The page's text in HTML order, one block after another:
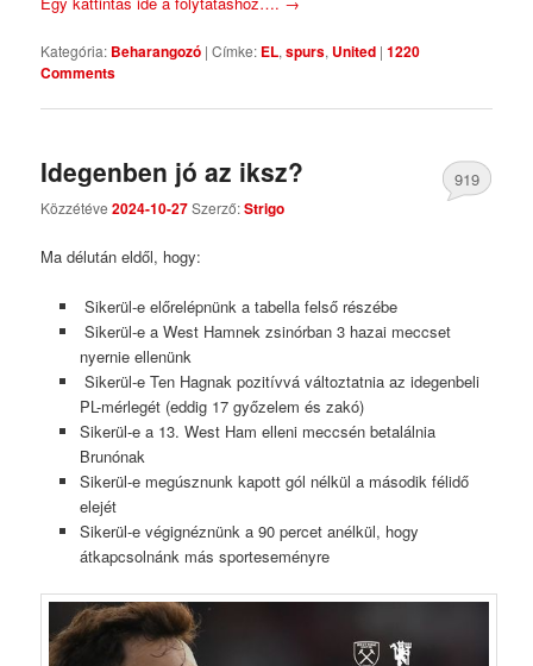
Kategória: Beharangozó |Címke: EL,spurs, United |1220
Comments
Idegenben jó az iksz?
Közzétéve2024-10-27Szerző:Strigo
919
Ma délután eldől, hogy:
Sikerül-e előrelépnünk a tabella felső részébe
Sikerül-e a West Hamnek zsinórban 3 hazai meccset
nyernie ellenünk
Sikerül-e Ten Hagnak pozitívvá változtatnia az idegenbeli
PL-mérlegét (eddig 17 győzelem és zakó)
Sikerül-e a 13. West Ham elleni meccsén betalálnia
Brunónak
Sikerül-e megúsznunk kapott gól nélkül a második félidő
elejét
Sikerül-e végignéznünk a 90 percet anélkül, hogy
átkapcsolnánk más sporteseményre